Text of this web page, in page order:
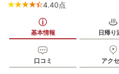
4.40点
基本情報 日帰り
口コミ アク